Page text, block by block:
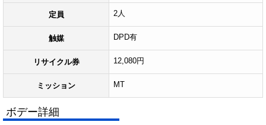
定員 2人
触媒 DPD有
リサイクル券 12,080円
ミッション MT
ボデー詳細